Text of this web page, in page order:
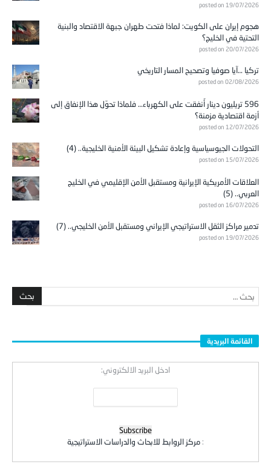
posted on 19/07/2026
هجوم إيران على الكويت: لماذا فتحت طهران جبهة الاقتصاد والبنية
التحتية في الخليج؟
posted on 20/07/2026
تركيا …آيا صوفيا وتصحيح المسار التاريخي
posted on 02/08/2026
596 تريليون دينار أُنفقت على الكهرباء… فلماذا تحوّل هذا الإنفاق إلى
أزمة اقتصادية مزمنة؟
posted on 12/07/2026
التحولات الجيوسياسية وإعادة تشكيل البيئة الأمنية الخليجية.. (4)
posted on 15/07/2026
العلاقات الأمريكية الإيرانية ومستقبل الأمن الإقليمي في الخليج
العربي.. (5)
posted on 16/07/2026
تدمير مراكز الثقل الاستراتيجي الإيراني ومستقبل الأمن الخليجي.. (7)
posted on 19/07/2026
القائمة البريدية
ادخل البريد الالكتروني:
: مركز الروابط للابحاث والدراسات الاستراتيجية